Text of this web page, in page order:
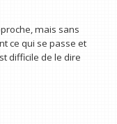
mais sans
ce qui se passe et
difficile de le dire